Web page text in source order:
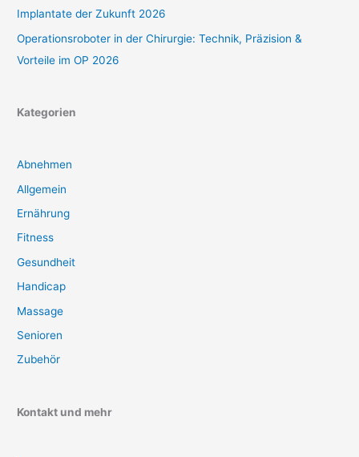
Implantate der Zukunft 2026
Operationsroboter in der Chirurgie: Technik, Präzision &
Vorteile im OP 2026
Kategorien
Abnehmen
Allgemein
Ernährung
Fitness
Gesundheit
Handicap
Massage
Senioren
Zubehör
Kontakt und mehr